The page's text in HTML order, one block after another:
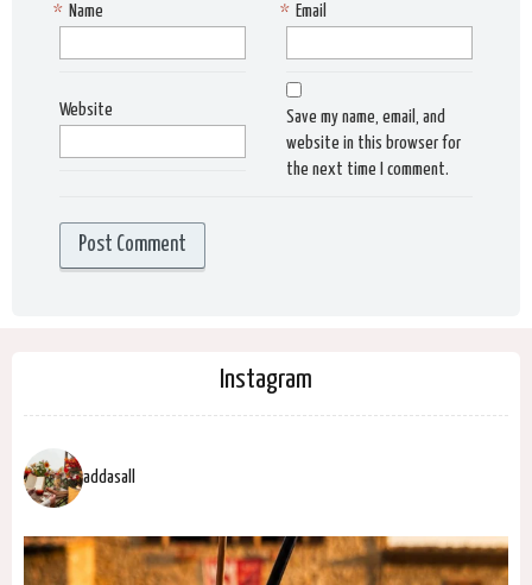
Name
* Email
*
Website
Save my name, email, and
website in this browser for
the next time I comment.
Instagram
addasall